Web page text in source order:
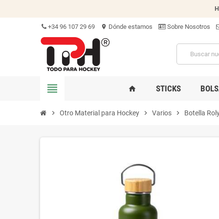
+34 96 107 29 69 location_on Dónde estamos Sobre Nosotros
view_headline home STICKS
chevron_right Otro Material para Hockey chevron_right Varios chevron_right Botella